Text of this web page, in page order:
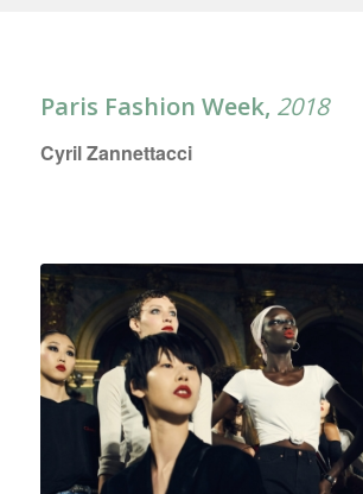
Paris Fashion Week, 2018
Cyril Zannettacci